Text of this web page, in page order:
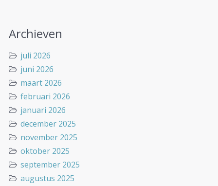
Archieven
juli 2026
juni 2026
maart 2026
februari 2026
januari 2026
december 2025
november 2025
oktober 2025
september 2025
augustus 2025